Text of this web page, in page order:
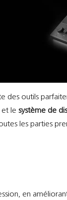
des outils
et lesystème de
les parties
en